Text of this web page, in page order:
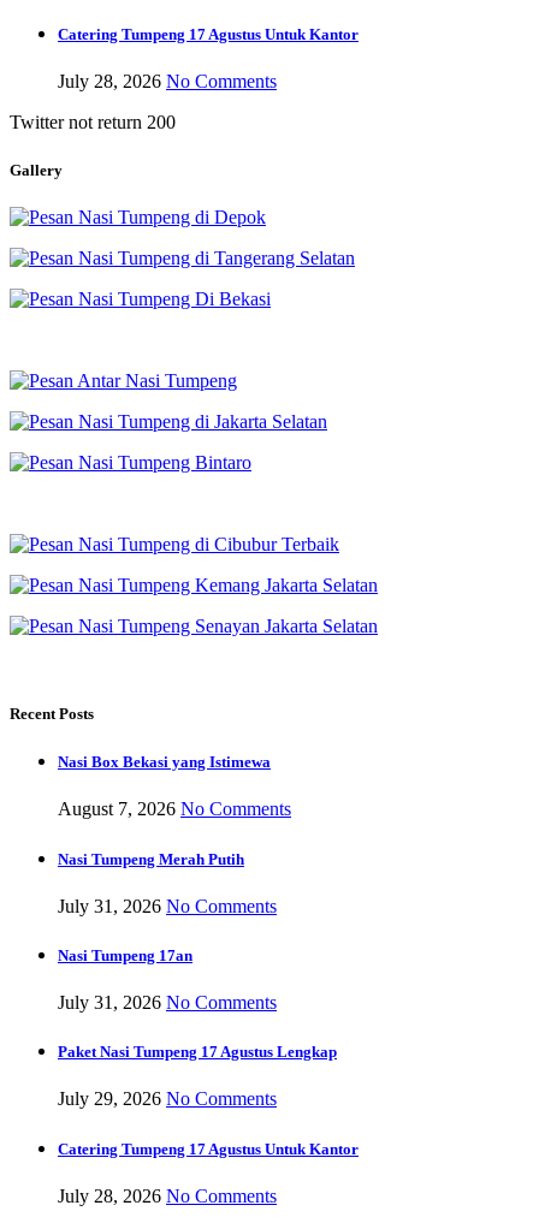
Catering Tumpeng 17 Agustus Untuk Kantor
July 28, 2026 No Comments
Twitter not return 200
Gallery
Recent Posts
Nasi Box Bekasi yang Istimewa
August 7, 2026 No Comments
Nasi Tumpeng Merah Putih
July 31, 2026 No Comments
Nasi Tumpeng 17an
July 31, 2026 No Comments
Paket Nasi Tumpeng 17 Agustus Lengkap
July 29, 2026 No Comments
Catering Tumpeng 17 Agustus Untuk Kantor
July 28, 2026 No Comments